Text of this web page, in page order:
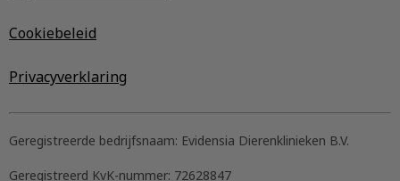
Cookiebeleid
Privacyverklaring
Geregistreerde bedrijfsnaam: Evidensia Dierenklinieken B.V.
Geregistreerd KvK-nummer: 72628847